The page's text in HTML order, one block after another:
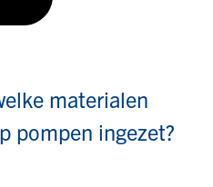
materialen
pompen ingezet?